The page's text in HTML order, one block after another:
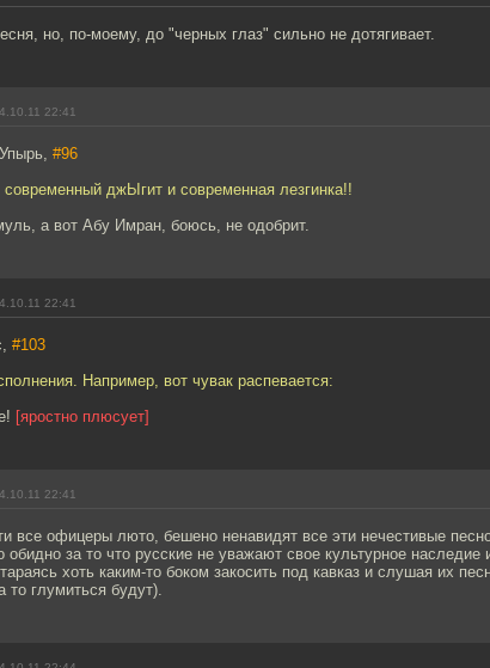
но, по-моему, до "черных глаз" сильно не дотягивает.
22:41
#96
джЫгит и современная лезгинка!!
а вот Абу Имран, боюсь, не одобрит.
22:41
#103
Например, вот чувак распевается:
[яростно плюсует]
22:41
все офицеры люто, бешено ненавидят все эти нечестивые
за то что русские не уважают свое культурное наследие
хоть каким-то боком закосить под кавказ и слушая их
то глумиться будут).